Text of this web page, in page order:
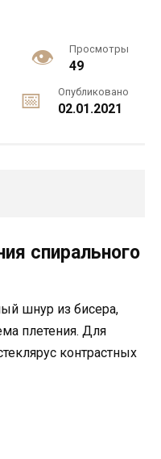
Просмотры
49
Опубликовано
02.01.2021
спирального
шнур из бисера,
плетения. Для
контрастных